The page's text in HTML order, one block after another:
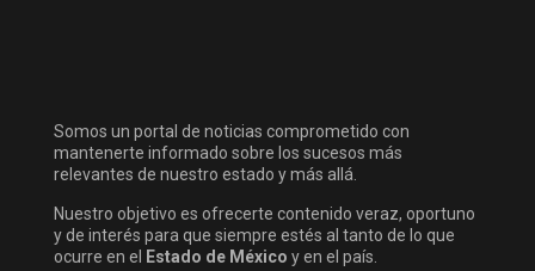
Somos un portal de noticias comprometido con
mantenerte informado sobre los sucesos más
relevantes de nuestro estado y más allá.
Nuestro objetivo es ofrecerte contenido veraz, oportuno
y de interés para que siempre estés al tanto de lo que
ocurre en el
Estado de México y en el país.